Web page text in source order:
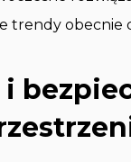
trendy obecnie